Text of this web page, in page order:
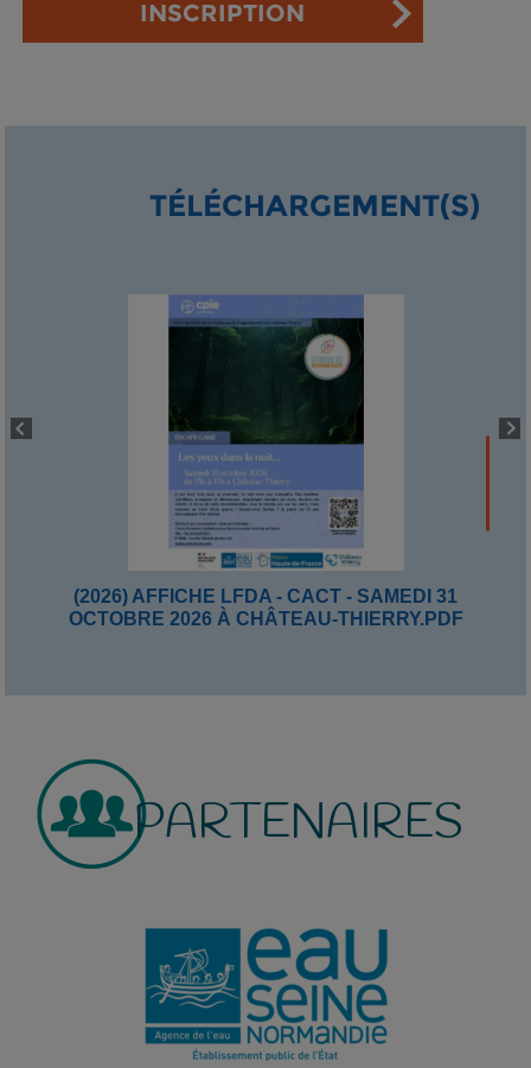
INSCRIPTION
TÉLÉCHARGEMENT(S)
(2026) AFFICHE LFDA - CACT - SAMEDI 31
OCTOBRE 2026 À CHÂTEAU-THIERRY.PDF
PARTENAIRES